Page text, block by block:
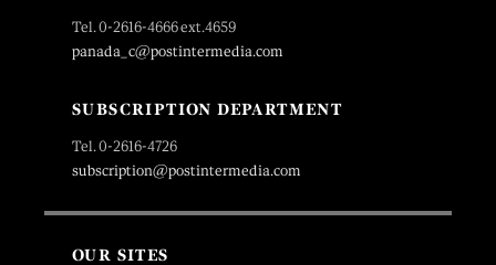
Tel. 0-2616-4666 ext.4659
panada_c@postintermedia.com
SUBSCRIPTION DEPARTMENT
Tel. 0-2616-4726
subscription@postintermedia.com
OUR SITES